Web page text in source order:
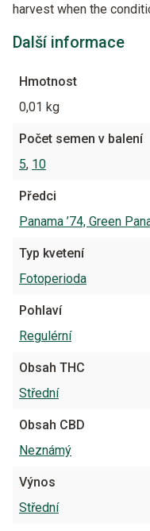
harvest when the
Další informace
Hmotnost
0,01 kg
Počet semen v balení
5, 10
Předci
Panama ’74, Green
Typ kvetení
Fotoperioda
Pohlaví
Regulérní
Obsah THC
Střední
Obsah CBD
Neznámý
Výnos
Střední